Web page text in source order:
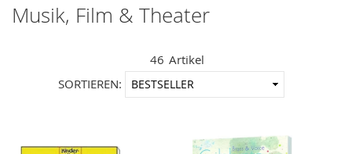
Musik, Film & Theater
46 Artikel
SORTIEREN: